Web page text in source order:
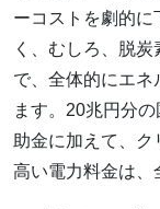
ーコストを劇的に
く、むしろ、脱
で、全体的にエ
ます。20兆円分
助金に加えて、
高い電力料金は、